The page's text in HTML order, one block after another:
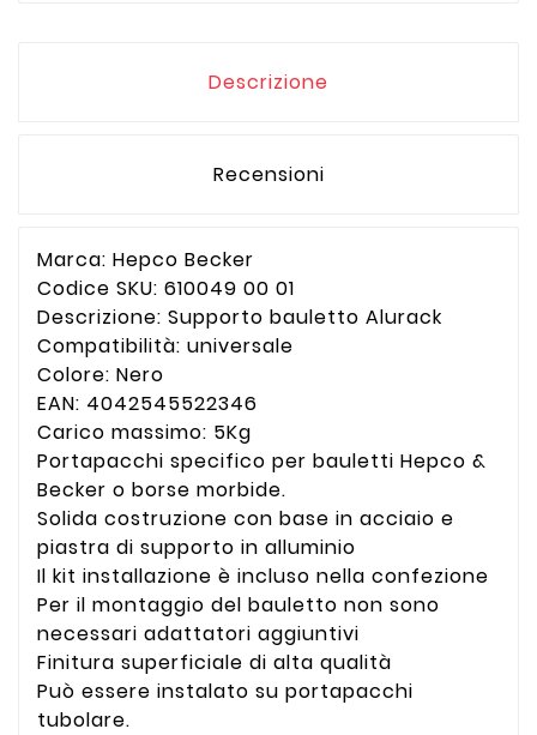
Descrizione
Recensioni
Marca: Hepco Becker
Codice SKU: 610049 00 01
Descrizione: Supporto bauletto Alurack
Compatibilità: universale
Colore: Nero
EAN: 4042545522346
Carico massimo: 5Kg
Portapacchi specifico per bauletti Hepco &
Becker o borse morbide.
Solida costruzione con base in acciaio e
piastra di supporto in alluminio
Il kit installazione è incluso nella confezione
Per il montaggio del bauletto non sono
necessari adattatori aggiuntivi
Finitura superficiale di alta qualità
Può essere instalato su portapacchi
tubolare.